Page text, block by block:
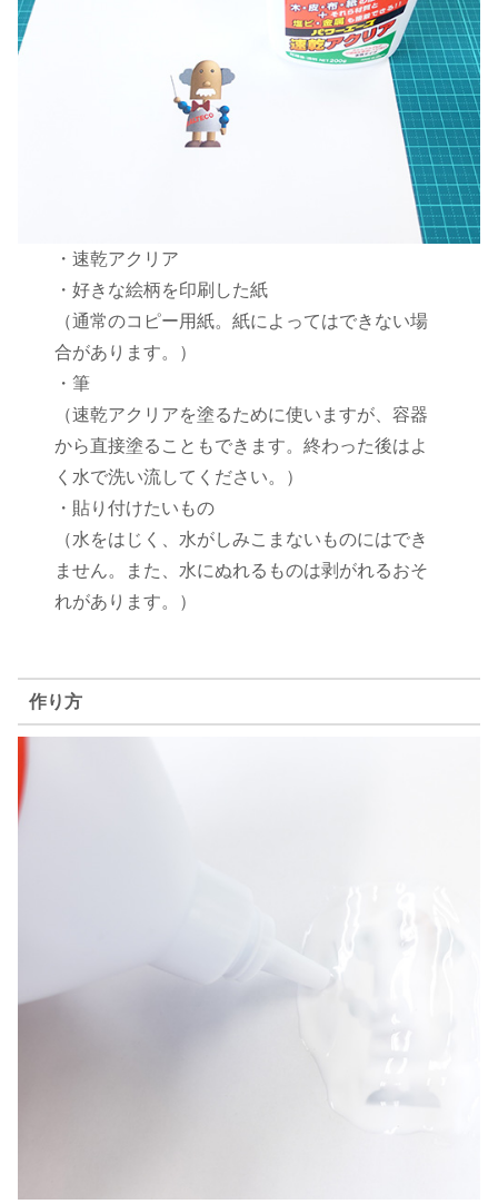
・速乾アクリア
・好きな絵柄を印刷した紙
（通常のコピー用紙。紙によってはできない場
合があります。）
・筆
（速乾アクリアを塗るために使いますが、容器
から直接塗ることもできます。終わった後はよ
く水で洗い流してください。）
・貼り付けたいもの
（水をはじく、水がしみこまないものにはでき
ません。また、水にぬれるものは剥がれるおそ
れがあります。）
作り方